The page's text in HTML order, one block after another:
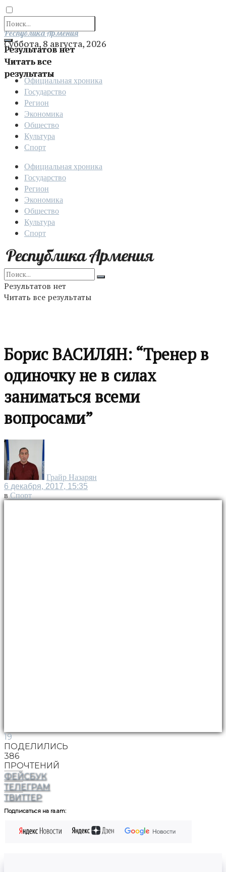
Результатов нет
Читать все
результаты
Отправить
Республика Армения
Суббота, 8 августа, 2026
Официальная хроника
Государство
Регион
Экономика
Общество
Культура
Спорт
Официальная хроника
Государство
Регион
Экономика
Общество
Культура
Спорт
Результатов нет
Читать все результаты
Борис ВАСИЛЯН: “Тренер в
одиночку не в силах
заниматься всеми
вопросами”
Грайр Назарян
6 декабря, 2017, 15:35
в Спорт
19
ПОДЕЛИЛИСЬ
386
ПРОЧТЕНИЙ
ФЕЙСБУК
ТЕЛЕГРАМ
ТВИТТЕР
Подписаться на ra.am: